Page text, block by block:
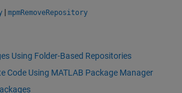
| mpmRemoveRepository
Using Folder-Based Repositories
Code Using MATLAB Package Manager